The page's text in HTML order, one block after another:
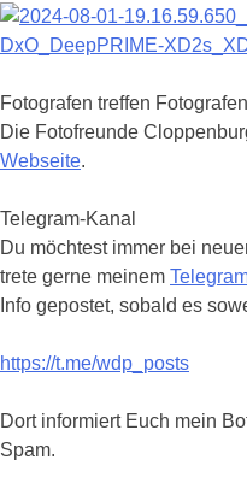
Fotografen treffen
Die Fotofreunde
Webseite.
Telegram-Kanal
Du möchtest immer bei
trete gerne meinem
Info gepostet, sobald es
https://t.me/wdp_posts
Dort informiert Euch mein
Spam.